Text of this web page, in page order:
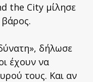
the City μίλησε
δήλωσε
έχουν να
τους. Και αν